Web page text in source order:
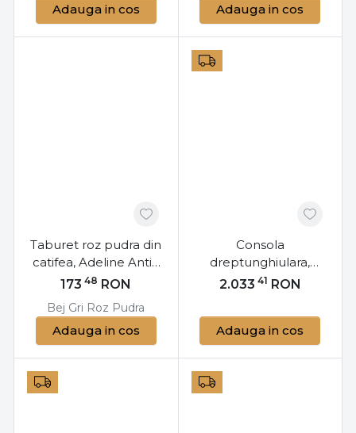
Adauga in cos Adauga in cos
Taburet roz pudra din
catifea, Adeline Antik
Bizzotto
173 48 RON
Bej Gri Roz Pudra
Adauga in cos
Consola
dreptunghiulara,
neagra, Empire,
2.033 41 RON
Adauga in cos